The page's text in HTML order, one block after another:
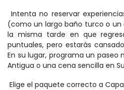
(como un largo baño turco o un
la misma tarde en que
puntuales, pero estarás
En su lugar, programa un paseo
Antigua o una cena sencilla en
Elige el paquete correcto a